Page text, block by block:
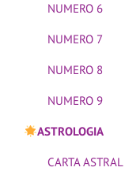
NUMERO 6
NUMERO 7
NUMERO 8
NUMERO 9
ASTROLOGIA
CARTA ASTRAL